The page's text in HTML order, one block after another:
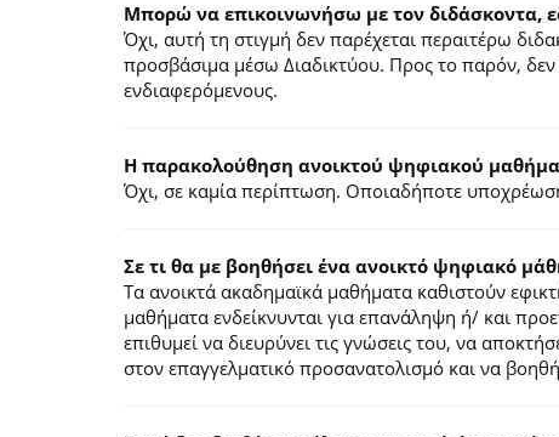
Μπορώ να επικοινωνήσω με τον διδάσκοντα,
Όχι, αυτή τη στιγμή δεν παρέχεται περαιτέρω
προσβάσιμα μέσω Διαδικτύου. Προς το παρόν, δεν
ενδιαφερόμενους.
Η παρακολούθηση ανοικτού ψηφιακού
Όχι, σε καμία περίπτωση. Οποιαδήποτε
Σε τι θα με βοηθήσει ένα ανοικτό ψηφιακό
Τα ανοικτά ακαδημαϊκά μαθήματα καθιστούν
μαθήματα ενδείκνυνται για επανάληψη ή/ και
επιθυμεί να διευρύνει τις γνώσεις του, να
στον επαγγελματικό προσανατολισμό και να